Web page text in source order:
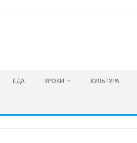
ЕДА УРОКИ КУЛЬТУРА